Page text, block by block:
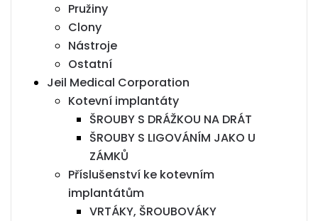
Pružiny
Clony
Nástroje
Ostatní
Jeil Medical Corporation
Kotevní implantáty
ŠROUBY S DRÁŽKOU NA DRÁT
ŠROUBY S LIGOVÁNÍM JAKO U
ZÁMKŮ
Příslušenství ke kotevním
implantátům
VRTÁKY, ŠROUBOVÁKY